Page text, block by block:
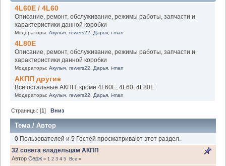
4L60E / 4L60
Описание, ремонт, обслуживание, режимы работы, запчасти и
характеристики данной коробки
Модераторы: Акулыч, rewers22 Дарья, i-man
4L80E
Описание, ремонт, обслуживание, режимы работы, запчасти и
характеристики данной коробки
Модераторы: Акулыч, rewers22 Дарья, i-man
АКПП другие
Все остальные АКПП, кроме 4L60E, 4L60, 4L80E
Модераторы: Акулыч, rewers22 Дарья, i-man
Страницы: [1] Вниз
Тема/Автор
0 Пользователей и 5 Гостей просматривают этот раздел.
32 совета владельцам АКПП
Автор Серж « 1 2 3 4 5 Все »